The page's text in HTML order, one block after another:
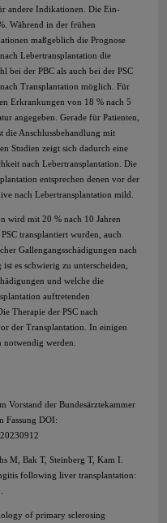
andere Indikationen. Die Ein-
Während in der frühen
maßgeblich die Prognose
Lebertransplantation die
bei der PBC als auch bei der PSC
Transplantation möglich. Für
Erkrankungen von 18 % nach 5
angegeben. Gerade für Patienten,
die Anschlussbehandlung mit
Studien zeigt sich dadurch eine
nach Lebertransplantation. Die
entsprechen denen vor der
nach Lebertransplantation mild.
wird mit 20 % nach 10 Jahren
transplantiert wurden, auch
Gallengangsschädigungen nach
es schwierig zu unterscheiden,
und welche die
auftretenden
Therapie der PSC nach
der Transplantation. In einigen
notwendig werden.
Vorstand der Bundesärztekammer
Fassung DOI:
M, Bak T, Steinberg T, Kam I.
following liver transplantation:
of primary sclerosing